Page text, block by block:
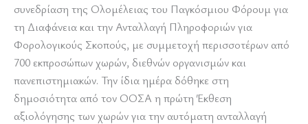
συνεδρίαση της Ολομέλειας του Παγκόσμιου Φόρουμ για
τη Διαφάνεια και την Ανταλλαγή Πληροφοριών για
Φορολογικούς Σκοπούς, με συμμετοχή περισσοτέρων από
700 εκπροσώπων χωρών, διεθνών οργανισμών και
πανεπιστημιακών. Την ίδια ημέρα δόθηκε στη
δημοσιότητα από τον ΟΟΣΑ η πρώτη Έκθεση
αξιολόγησης των χωρών για την αυτόματη ανταλλαγή